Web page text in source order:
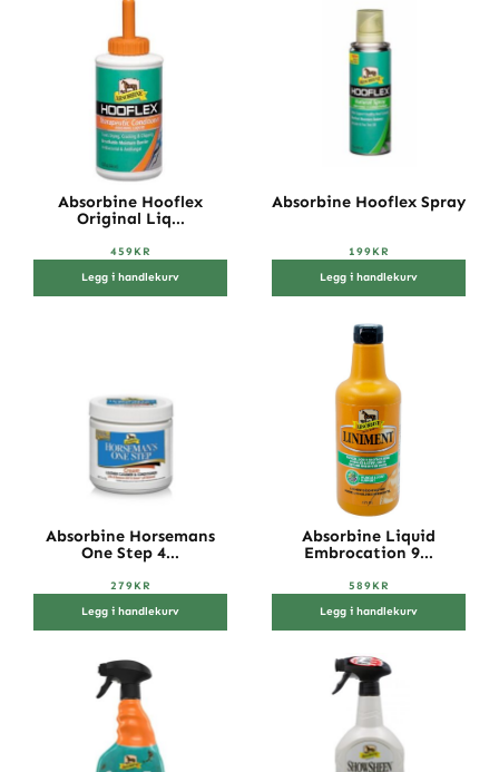
Absorbine Hooflex
Original Liq...
459KR
Legg i handlekurv
Absorbine Hooflex Spray
199KR
Legg i handlekurv
Absorbine Horsemans
One Step 4...
279KR
Legg i handlekurv
Absorbine Liquid
Embrocation 9...
589KR
Legg i handlekurv